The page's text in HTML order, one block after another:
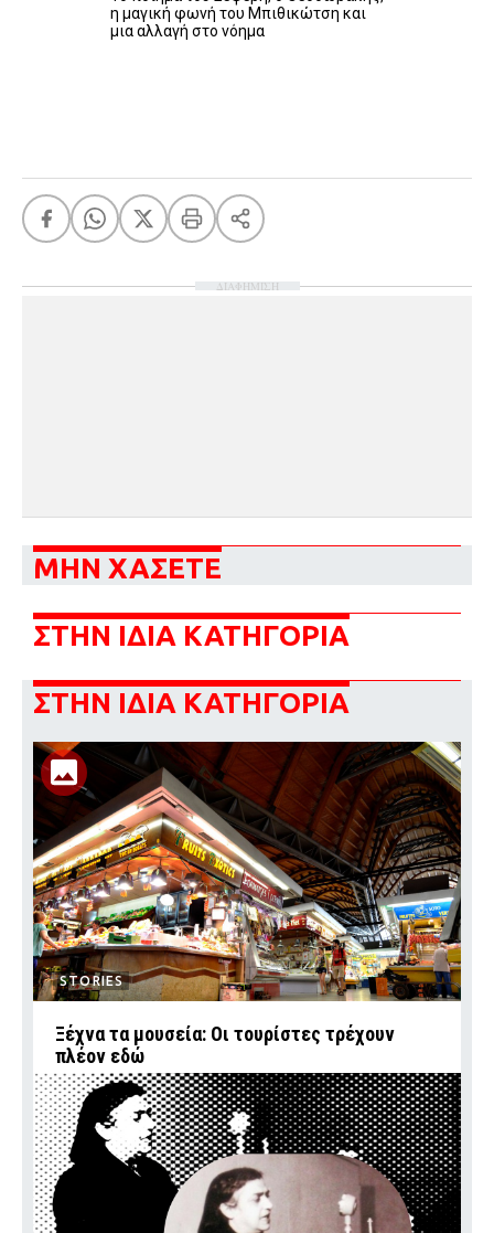
η μαγική φωνή του Μπιθικώτση και
μια αλλαγή στο νόημα
ΔΙΑΦΗΜΙΣΗ
ΜΗΝ ΧΑΣΕΤΕ
ΣΤΗΝ ΙΔΙΑ ΚΑΤΗΓΟΡΙΑ
ΣΤΗΝ ΙΔΙΑ ΚΑΤΗΓΟΡΙΑ
STORIES
Ξέχνα τα μουσεία: Οι τουρίστες τρέχουν
πλέον εδώ